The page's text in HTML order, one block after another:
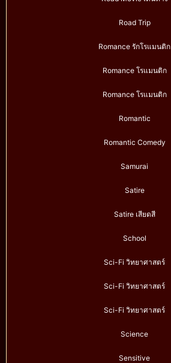
Road Trip
Romance รักโรแมนติก
Romance โรแมนติก
Romance โรแมนติก
Romantic
Romantic Comedy
Samurai
Satire
Satire เสียดสี
School
Sci-Fi วิทยาศาสตร์
Sci-Fi วิทยาศาสตร์
Sci-Fi วิทยาศาสตร์
Science
Sensitive